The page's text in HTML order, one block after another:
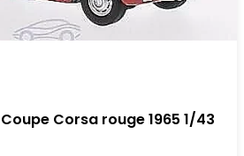
Corsa rouge 1965 1/43